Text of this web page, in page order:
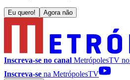
Eu quero! Agora não
Inscreva-se no canal MetrópolesTV no
Inscreva-se na MetrópolesTV